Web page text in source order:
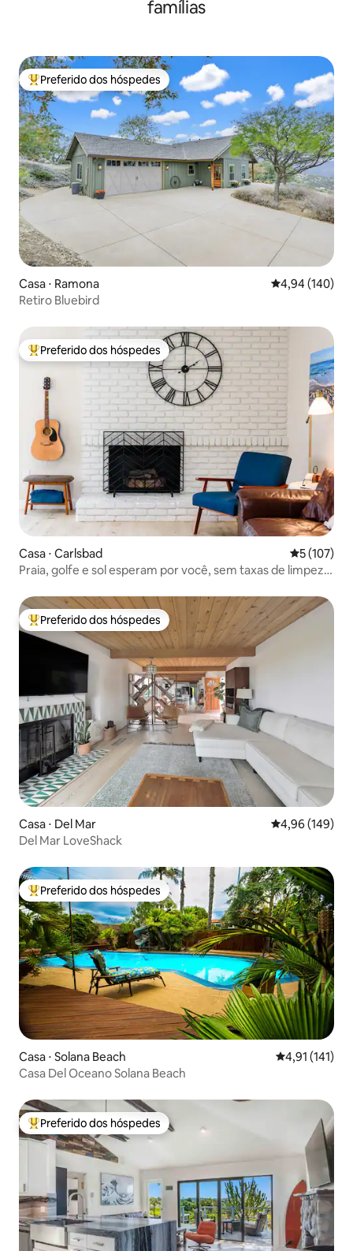
famílias
Entre os melhores preferidos dos hóspedes
Preferido dos hóspedes
Casa ⋅ Ramona 4,94 de uma
4,94 (140)
Retiro Bluebird
Entre os melhores preferidos dos hóspedes
Preferido dos hóspedes
Casa ⋅ Carlsbad 5 de uma
5 (107)
Praia, golfe e sol esperam por você, sem taxas de limpeza
Entre os melhores preferidos dos hóspedes
Preferido dos hóspedes
Casa ⋅ Del Mar 4,96 de uma
4,96 (149)
Del Mar LoveShack
Entre os melhores preferidos dos hóspedes
Preferido dos hóspedes
Casa ⋅ Solana Beach 4,91 de uma
4,91 (141)
Casa Del Oceano Solana Beach
Entre os melhores preferidos dos hóspedes
Preferido dos hóspedes